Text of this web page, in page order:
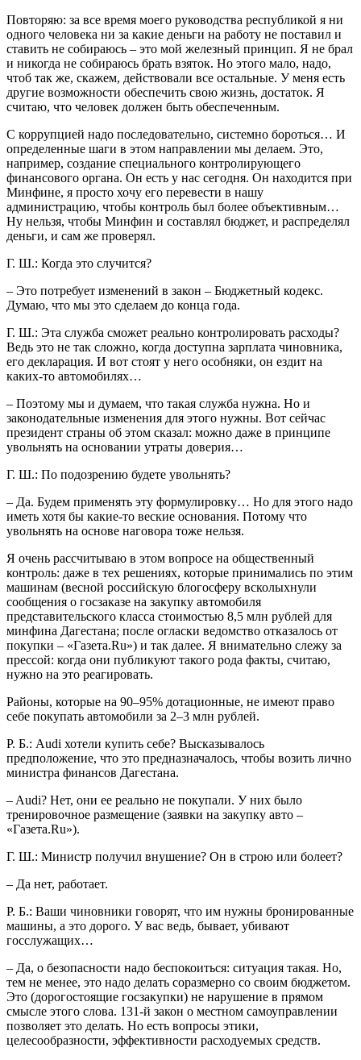
Повторяю: за все время моего руководства республикой я ни
одного человека ни за какие деньги на работу не поставил и
ставить не собираюсь – это мой железный принцип. Я не брал
и никогда не собираюсь брать взяток. Но этого мало, надо,
чтоб так же, скажем, действовали все остальные. У меня есть
другие возможности обеспечить свою жизнь, достаток. Я
считаю, что человек должен быть обеспеченным.
С коррупцией надо последовательно, системно бороться… И
определенные шаги в этом направлении мы делаем. Это,
например, создание специального контролирующего
финансового органа. Он есть у нас сегодня. Он находится при
Минфине, я просто хочу его перевести в нашу
администрацию, чтобы контроль был более объективным…
Ну нельзя, чтобы Минфин и составлял бюджет, и распределял
деньги, и сам же проверял.
Г. Ш.: Когда это случится?
– Это потребует изменений в закон – Бюджетный кодекс.
Думаю, что мы это сделаем до конца года.
Г. Ш.: Эта служба сможет реально контролировать расходы?
Ведь это не так сложно, когда доступна зарплата чиновника,
его декларация. И вот стоят у него особняки, он ездит на
каких-то автомобилях…
– Поэтому мы и думаем, что такая служба нужна. Но и
законодательные изменения для этого нужны. Вот сейчас
президент страны об этом сказал: можно даже в принципе
увольнять на основании утраты доверия…
Г. Ш.: По подозрению будете увольнять?
– Да. Будем применять эту формулировку… Но для этого надо
иметь хотя бы какие-то веские основания. Потому что
увольнять на основе наговора тоже нельзя.
Я очень рассчитываю в этом вопросе на общественный
контроль: даже в тех решениях, которые принимались по этим
машинам (весной российскую блогосферу всколыхнули
сообщения о госзаказе на закупку автомобиля
представительского класса стоимостью 8,5 млн рублей для
минфина Дагестана; после огласки ведомство отказалось от
покупки – «Газета.Ru») и так далее. Я внимательно слежу за
прессой: когда они публикуют такого рода факты, считаю,
нужно на это реагировать.
Районы, которые на 90–95% дотационные, не имеют право
себе покупать автомобили за 2–3 млн рублей.
Р. Б.: Audi хотели купить себе? Высказывалось
предположение, что это предназначалось, чтобы возить лично
министра финансов Дагестана.
– Audi? Нет, они ее реально не покупали. У них было
тренировочное размещение (заявки на закупку авто –
«Газета.Ru»).
Г. Ш.: Министр получил внушение? Он в строю или болеет?
– Да нет, работает.
Р. Б.: Ваши чиновники говорят, что им нужны бронированные
машины, а это дорого. У вас ведь, бывает, убивают
госслужащих…
– Да, о безопасности надо беспокоиться: ситуация такая. Но,
тем не менее, это надо делать соразмерно со своим бюджетом.
Это (дорогостоящие госзакупки) не нарушение в прямом
смысле этого слова. 131-й закон о местном самоуправлении
позволяет это делать. Но есть вопросы этики,
целесообразности, эффективности расходуемых средств.